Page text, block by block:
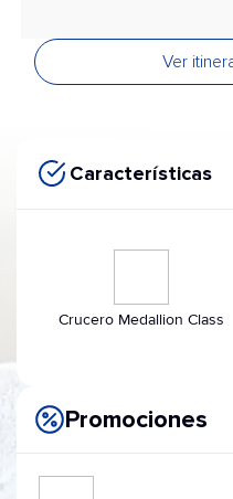
Ver
Características
Crucero Medallion Class
Promociones